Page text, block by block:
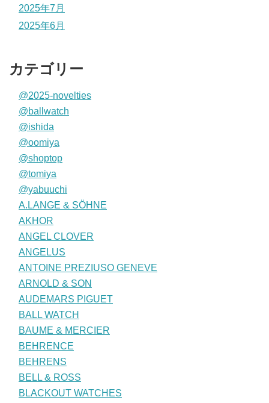
2025年7月
2025年6月
カテゴリー
@2025-novelties
@ballwatch
@ishida
@oomiya
@shoptop
@tomiya
@yabuuchi
A.LANGE & SÖHNE
AKHOR
ANGEL CLOVER
ANGELUS
ANTOINE PREZIUSO GENEVE
ARNOLD & SON
AUDEMARS PIGUET
BALL WATCH
BAUME & MERCIER
BEHRENCE
BEHRENS
BELL & ROSS
BLACKOUT WATCHES